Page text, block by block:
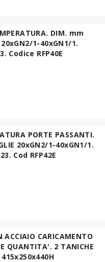
DIM. mm
1-40xGN1/1.
Codice RFP40E
PORTE PASSANTI.
20xGN2/1-40xGN1/1.
Cod RFP42E
ACCIAIO CARICAMENTO
QUANTITA'. 2 TANICHE